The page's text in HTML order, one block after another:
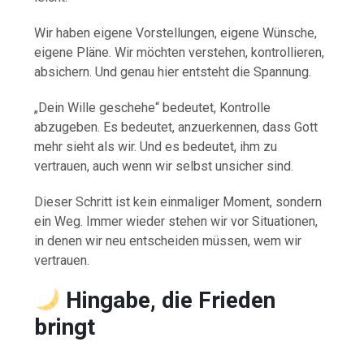
Wir haben eigene Vorstellungen, eigene Wünsche,
eigene Pläne. Wir möchten verstehen, kontrollieren,
absichern. Und genau hier entsteht die Spannung.
„Dein Wille geschehe“ bedeutet, Kontrolle
abzugeben. Es bedeutet, anzuerkennen, dass Gott
mehr sieht als wir. Und es bedeutet, ihm zu
vertrauen, auch wenn wir selbst unsicher sind.
Dieser Schritt ist kein einmaliger Moment, sondern
ein Weg. Immer wieder stehen wir vor Situationen,
in denen wir neu entscheiden müssen, wem wir
vertrauen.
Hingabe, die Frieden
bringt